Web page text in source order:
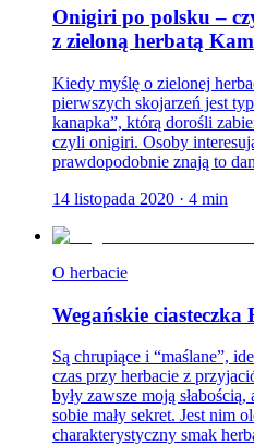
Onigiri po polsku –
z zieloną herbatą
Kiedy myślę o zielonej
pierwszych skojarzeń jest
kanapka”, którą dorośli
czyli onigiri. Osoby
prawdopodobnie znają to
14 listopada 2020 · 4 min
O herbacie
Wegańskie ciasteczka
Są chrupiące i “maślane”,
czas przy herbacie z
były zawsze moją
sobie mały sekret. Jest nim
charakterystyczny smak